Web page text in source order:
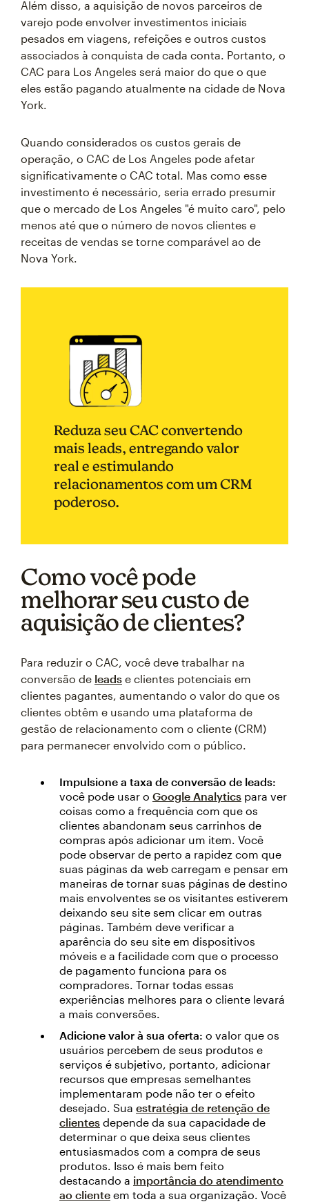
Além disso, a aquisição de novos parceiros de
varejo pode envolver investimentos iniciais
pesados em viagens, refeições e outros custos
associados à conquista de cada conta. Portanto, o
CAC para Los Angeles será maior do que o que
eles estão pagando atualmente na cidade de Nova
York.
Quando considerados os custos gerais de
operação, o CAC de Los Angeles pode afetar
significativamente o CAC total. Mas como esse
investimento é necessário, seria errado presumir
que o mercado de Los Angeles "é muito caro", pelo
menos até que o número de novos clientes e
receitas de vendas se torne comparável ao de
Nova York.
Reduza seu CAC convertendo
mais leads, entregando valor
real e estimulando
relacionamentos com um CRM
poderoso.
Como você pode
melhorar seu custo de
aquisição de clientes?
Para reduzir o CAC, você deve trabalhar na
conversão de leads e clientes potenciais em
clientes pagantes, aumentando o valor do que os
clientes obtêm e usando uma plataforma de
gestão de relacionamento com o cliente (CRM)
para permanecer envolvido com o público.
Impulsione a taxa de conversão de leads:
você pode usar o Google Analytics para ver
coisas como a frequência com que os
clientes abandonam seus carrinhos de
compras após adicionar um item. Você
pode observar de perto a rapidez com que
suas páginas da web carregam e pensar em
maneiras de tornar suas páginas de destino
mais envolventes se os visitantes estiverem
deixando seu site sem clicar em outras
páginas. Também deve verificar a
aparência do seu site em dispositivos
móveis e a facilidade com que o processo
de pagamento funciona para os
compradores. Tornar todas essas
experiências melhores para o cliente levará
a mais conversões.
Adicione valor à sua oferta: o valor que os
usuários percebem de seus produtos e
serviços é subjetivo, portanto, adicionar
recursos que empresas semelhantes
implementaram pode não ter o efeito
desejado. Sua estratégia de retenção de
clientes depende da sua capacidade de
determinar o que deixa seus clientes
entusiasmados com a compra de seus
produtos. Isso é mais bem feito
destacando a importância do atendimento
ao cliente em toda a sua organização. Você